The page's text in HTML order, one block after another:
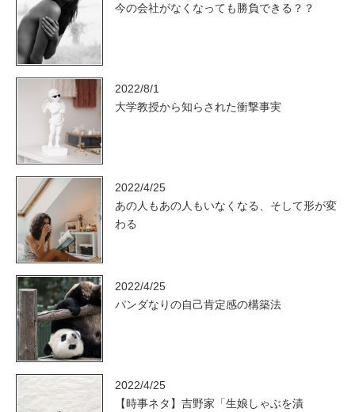
今の会社がなくなっても勝負できる？？
2022/8/1
大学教授から知らされた衝撃事実
2022/4/25
あの人もあの人もいなくなる、そして形が変
わる
2022/4/25
パンダなりの自己肯定感の構築法
2022/4/25
【時事ネタ】吉野家「生娘しゃぶを漬